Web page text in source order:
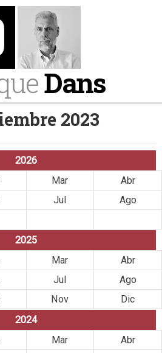
Dans
2023
2026
Mar
Abr
Jul
Ago
2025
Mar
Abr
Jul
Ago
Nov
Dic
2024
Mar
Abr